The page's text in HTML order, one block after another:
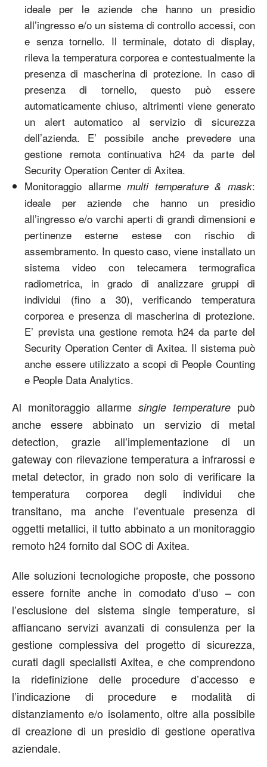
ideale per le aziende che hanno un presidio
all’ingresso e/o un sistema di controllo accessi, con
e senza tornello. Il terminale, dotato di display,
rileva la temperatura corporea e contestualmente la
presenza di mascherina di protezione. In caso di
presenza di tornello, questo può essere
automaticamente chiuso, altrimenti viene generato
un alert automatico al servizio di sicurezza
dell’azienda. E’ possibile anche prevedere una
gestione remota continuativa h24 da parte del
Security Operation Center di Axitea.
Monitoraggio allarmemulti temperature & mask:
ideale per aziende che hanno un presidio
all’ingresso e/o varchi aperti di grandi dimensioni e
pertinenze esterne estese con rischio di
assembramento. In questo caso, viene installato un
sistema video con telecamera termografica
radiometrica, in grado di analizzare gruppi di
individui (fino a 30), verificando temperatura
corporea e presenza di mascherina di protezione.
E’ prevista una gestione remota h24 da parte del
Security Operation Center di Axitea. Il sistema può
anche essere utilizzato a scopi di People Counting
e People Data Analytics.
Al monitoraggio allarme single temperature può
anche essere abbinato un servizio di metal
detection, grazie all’implementazione di un
gateway con rilevazione temperatura a infrarossi e
metal detector, in grado non solo di verificare la
temperatura corporea degli individui che
transitano, ma anche l’eventuale presenza di
oggetti metallici, il tutto abbinato a un monitoraggio
remoto h24 fornito dal SOC di Axitea.
Alle soluzioni tecnologiche proposte, che possono
essere fornite anche in comodato d’uso – con
l’esclusione del sistema single temperature, si
affiancano servizi avanzati di consulenza per la
gestione complessiva del progetto di sicurezza,
curati dagli specialisti Axitea, e che comprendono
la ridefinizione delle procedure d’accesso e
l’indicazione di procedure e modalità di
distanziamento e/o isolamento, oltre alla possibile
di creazione di un presidio di gestione operativa
aziendale.